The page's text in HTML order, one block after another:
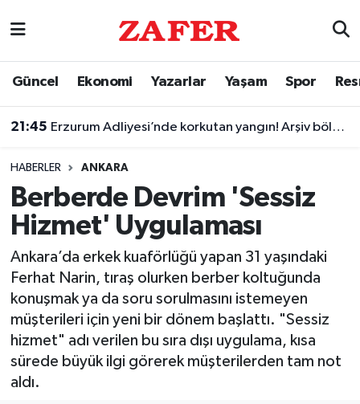
Güncel Ekonomi Yazarlar Yaşam Spor
21:45 Erzurum Adliyesi’nde korkutan yangın! Arşiv bölümünü duman kapladı
HABERLER ANKARA
Berberde Devrim 'Sessiz
Hizmet' Uygulaması
Ankara’da erkek kuaförlüğü yapan 31 yaşındaki
Ferhat Narin, tıraş olurken berber koltuğunda
konuşmak ya da soru sorulmasını istemeyen
müşterileri için yeni bir dönem başlattı. "Sessiz
hizmet" adı verilen bu sıra dışı uygulama, kısa
sürede büyük ilgi görerek müşterilerden tam not
aldı.
Nöbetçi Eczaneler
Trafik Durumu
Süper Lig Puan Durumu ve Fikstür
Tüm Manşetler
Son Dakika Haberleri
Haber Arşivi